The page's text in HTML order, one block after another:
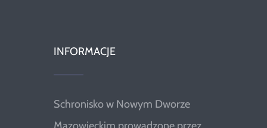
INFORMACJE
Schronisko w Nowym Dworze